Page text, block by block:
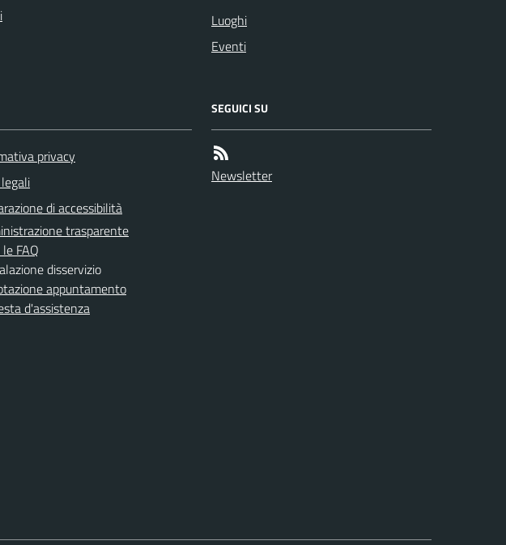
Luoghi
Eventi
privacy
di accessibilità
trasparente
FAQ
disservizio
appuntamento
d'assistenza
SEGUICI SU
Newsletter